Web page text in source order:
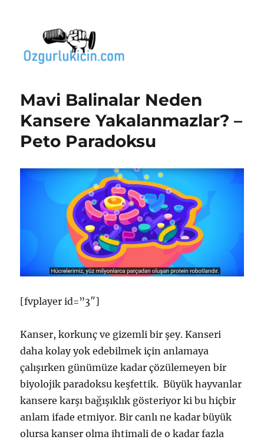
Mavi Balinalar Neden
Kansere Yakalanmazlar? –
Peto Paradoksu
[fvplayer id=”3″]
Kanser, korkunç ve gizemli bir şey. Kanseri
daha kolay yok edebilmek için anlamaya
çalışırken günümüze kadar çözülemeyen bir
biyolojik paradoksu keşfettik. Büyük hayvanlar
kansere karşı bağışıklık gösteriyor ki bu hiçbir
anlam ifade etmiyor. Bir canlı ne kadar büyük
olursa kanser olma ihtimali de o kadar fazla